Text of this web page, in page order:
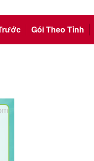
Gói Theo Tỉnh